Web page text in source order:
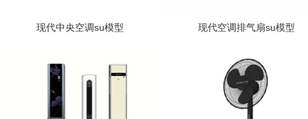
现代中央空调su模型 现代空调排气扇su模型